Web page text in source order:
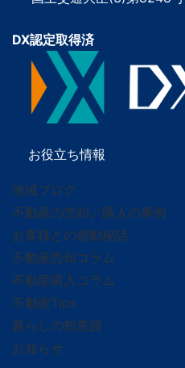
DX認定取得済
お役立ち情報
地域ブログ
不動産の売却／購入の事例
お客様との感動秘話
不動産売却コラム
不動産購入コラム
不動産Tips
暮らしの知恵袋
お知らせ